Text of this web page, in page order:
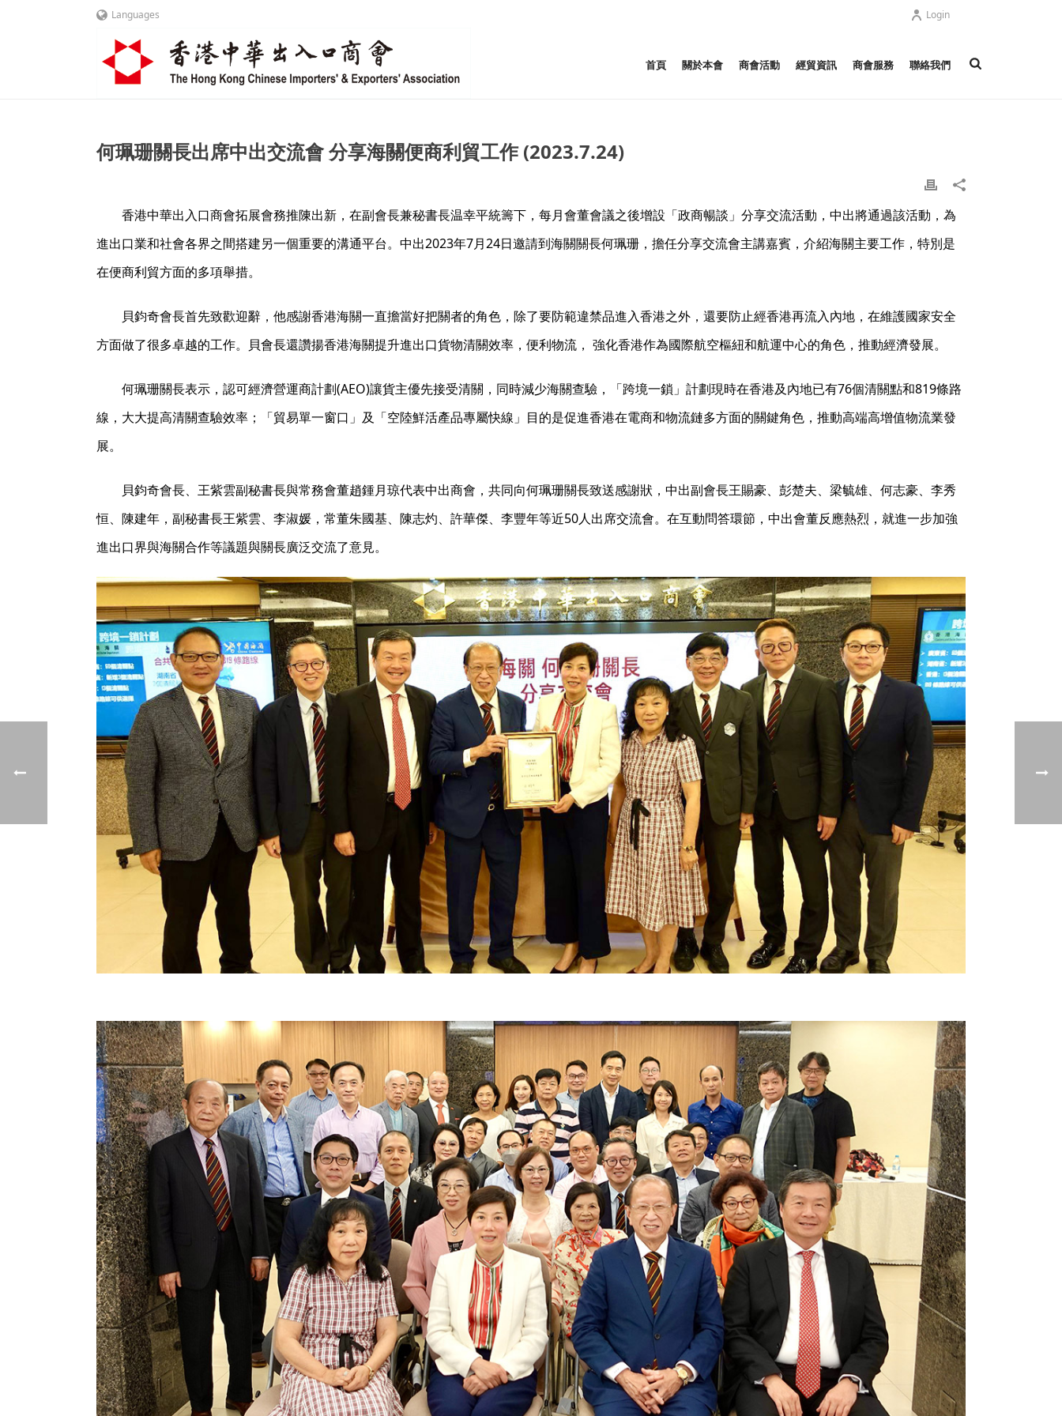
Languages Login
首頁 關於本會 商會活動 經貿資訊 商會服務 聯絡我們
何珮珊關長出席中出交流會 分享海關便商利貿工作 (2023.7.24)
香港中華出入口商會拓展會務推陳出新，在副會長兼秘書長温幸平統籌下，每月會董會議之後增設「政商暢談」分享交流活動，中出將通過該活動，為
進出口業和社會各界之間搭建另一個重要的溝通平台。中出2023年7月24日邀請到海關關長何珮珊，擔任分享交流會主講嘉賓，介紹海關主要工作，特別是
在便商利貿方面的多項舉措。
貝鈞奇會長首先致歡迎辭，他感謝香港海關一直擔當好把關者的角色，除了要防範違禁品進入香港之外，還要防止經香港再流入內地，在維護國家安全
方面做了很多卓越的工作。貝會長還讚揚香港海關提升進出口貨物清關效率，便利物流， 強化香港作為國際航空樞紐和航運中心的角色，推動經濟發展。
何珮珊關長表示，認可經濟營運商計劃(AEO)讓貨主優先接受清關，同時減少海關查驗，「跨境一鎖」計劃現時在香港及內地已有76個清關點和819條路
線，大大提高清關查驗效率；「貿易單一窗口」及「空陸鮮活產品專屬快線」目的是促進香港在電商和物流鏈多方面的關鍵角色，推動高端高增值物流業發
展。
貝鈞奇會長、王紫雲副秘書長與常務會董趙鍾月琼代表中出商會，共同向何珮珊關長致送感謝狀，中出副會長王賜豪、彭楚夫、梁毓雄、何志豪、李秀
恒、陳建年，副秘書長王紫雲、李淑媛，常董朱國基、陳志灼、許華傑、李豐年等近50人出席交流會。在互動問答環節，中出會董反應熱烈，就進一步加強
進出口界與海關合作等議題與關長廣泛交流了意見。